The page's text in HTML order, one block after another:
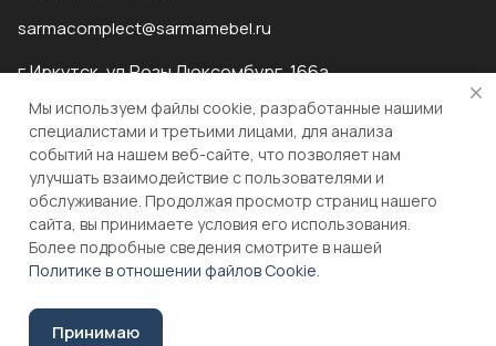
sarmacomplect@sarmamebel.ru
г.Иркутск, ул.Розы Люксембург, 166а
разработка
и продвижение сайта
© 2026 ООО "МКС" ИНН 3810055324 ОГРН 1083810004860
Мы используем файлы cookie, разработанные нашими
специалистами и третьими лицами, для анализа
событий на нашем веб-сайте, что позволяет нам
улучшать взаимодействие с пользователями и
обслуживание. Продолжая просмотр страниц нашего
сайта, вы принимаете условия его использования.
Более подробные сведения смотрите в нашей
Политике в отношении файлов Cookie.
Принимаю